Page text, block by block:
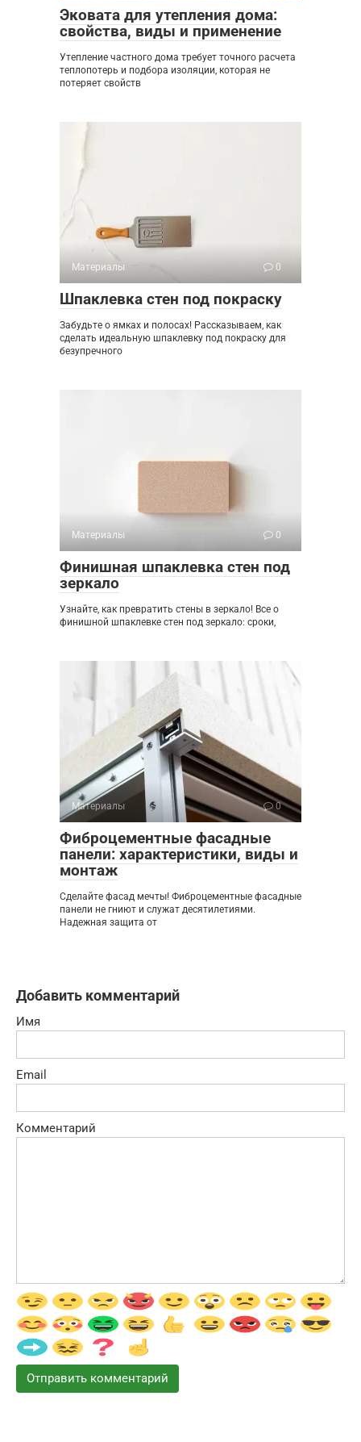
Эковата для утепления дома:
свойства, виды и применение
Утепление частного дома требует точного расчета
теплопотерь и подбора изоляции, которая не
потеряет свойств
Материалы 0
Шпаклевка стен под покраску
Забудьте о ямках и полосах! Рассказываем, как
сделать идеальную шпаклевку под покраску для
безупречного
Материалы 0
Финишная шпаклевка стен под
зеркало
Узнайте, как превратить стены в зеркало! Все о
финишной шпаклевке стен под зеркало: сроки,
Материалы 0
Фиброцементные фасадные
панели: характеристики, виды и
монтаж
Сделайте фасад мечты! Фиброцементные фасадные
панели не гниют и служат десятилетиями.
Надежная защита от
Добавить комментарий
Имя
Email
Комментарий